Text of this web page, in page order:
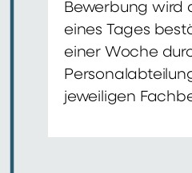
Bewerbung wird
eines Tages
einer Woche
jeweiligen